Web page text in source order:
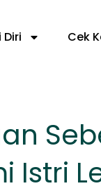
Diri Cek
Istri